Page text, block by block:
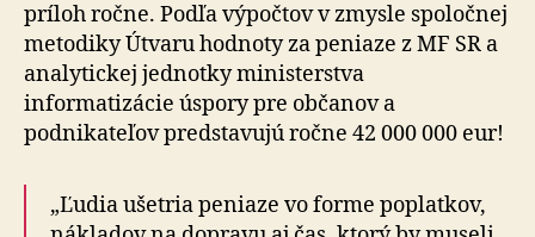
príloh ročne. Podľa výpočtov v zmysle spoločnej
metodiky Útvaru hodnoty za peniaze z MF SR a
analytickej jednotky ministerstva
informatizácie úspory pre občanov a
podnikateľov predstavujú ročne 42 000 000 eur!
„Ľudia ušetria peniaze vo forme poplatkov,